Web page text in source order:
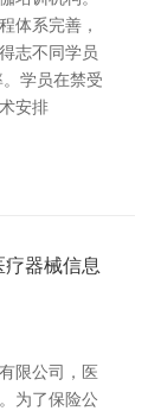
体系完善，
志不同学员
学员在禁受
安排
器械信息
限公司，医
为了保险公